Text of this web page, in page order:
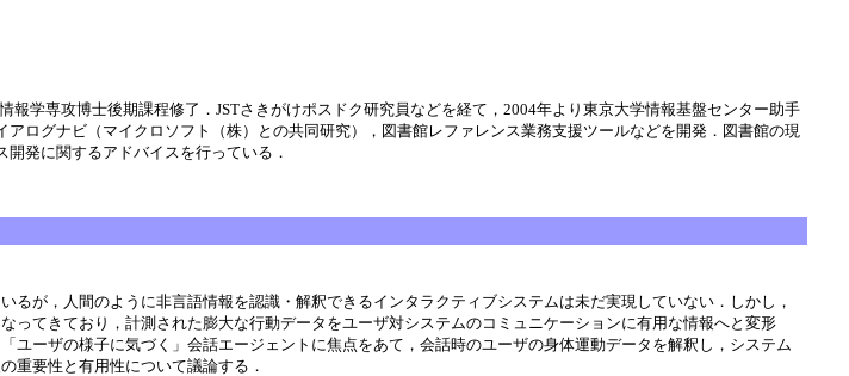
学専攻博士後期課程修了．JSTさきがけポスドク研究員などを経て，2004年より東京大学情報基盤センター助手
ログナビ（マイクロソフト（株）との共同研究），図書館レファレンス業務支援ツールなどを開発．図書館の現
発に関するアドバイスを行っている．
が，人間のように非言語情報を認識・解釈できるインタラクティブシステムは未だ実現していない．しかし，
てきており，計測された膨大な行動データをユーザ対システムのコミュニケーションに有用な情報へと変形
ーザの様子に気づく」会話エージェントに焦点をあて，会話時のユーザの身体運動データを解釈し，システム
重要性と有用性について議論する．